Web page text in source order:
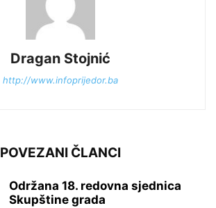
Dragan Stojnić
http://www.infoprijedor.ba
POVEZANI ČLANCI
Održana 18. redovna sjednica
Skupštine grada